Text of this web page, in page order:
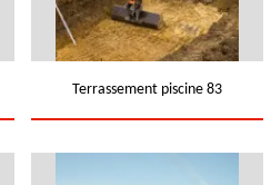
Terrassement piscine 83